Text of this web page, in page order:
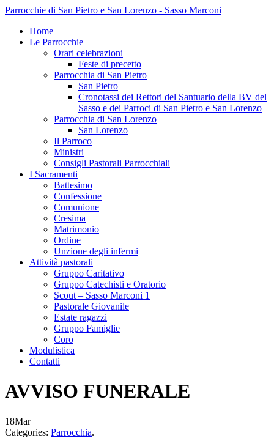
Parrocchie di San Pietro e San Lorenzo - Sasso Marconi
Home
Le Parrocchie
Orari celebrazioni
Feste di precetto
Parrocchia di San Pietro
San Pietro
Cronotassi dei Rettori del Santuario della BV del
Sasso e dei Parroci di San Pietro e San Lorenzo
Parrocchia di San Lorenzo
San Lorenzo
Il Parroco
Ministri
Consigli Pastorali Parrocchiali
I Sacramenti
Battesimo
Confessione
Comunione
Cresima
Matrimonio
Ordine
Unzione degli infermi
Attività pastorali
Gruppo Caritativo
Gruppo Catechisti e Oratorio
Scout – Sasso Marconi 1
Pastorale Giovanile
Estate ragazzi
Gruppo Famiglie
Coro
Modulistica
Contatti
AVVISO FUNERALE
18Mar
Categories: Parrocchia.